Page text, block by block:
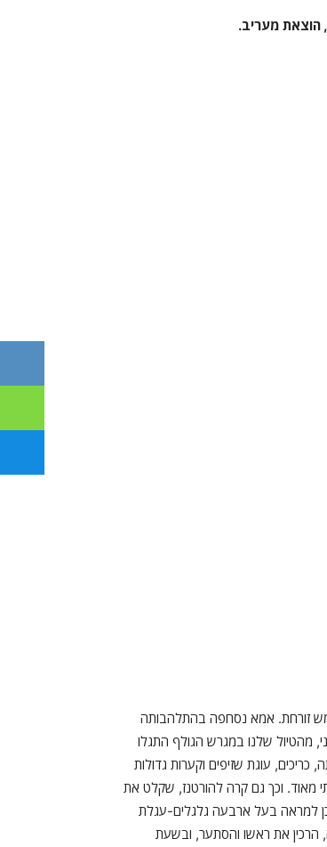
הוצאת מעריב.
זורחת. אמא נסחפה בהתלהבותה
מהטיול שלנו במגרש הגולף התגלו
עוגת שזיפים וקערות גדולות
וכך גם קרה להורטנז, שקלט את
למראה בעל ארבעה גלגלים-עגלת
את ראשו והסתער, ובשעת